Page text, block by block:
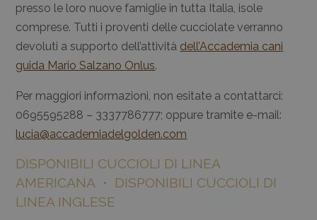
presso le loro nuove famiglie in tutta Italia, isole
comprese. Tutti i proventi delle cucciolate verranno
devoluti a supporto dell’attività dell’Accademia cani
guida Mario Salzano Onlus.
Per maggiori informazioni, non esitate a contattarci:
0695595288 – 3337786777; oppure tramite e-mail:
lucia@accademiadelgolden.com
DISPONIBILI CUCCIOLI DI LINEA
AMERICANA • DISPONIBILI CUCCIOLI DI
LINEA INGLESE